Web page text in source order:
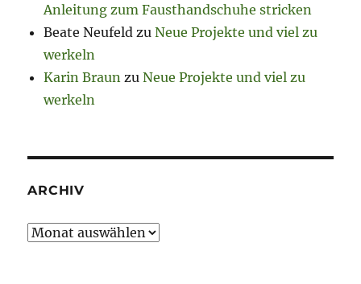
Anleitung zum Fausthandschuhe stricken
Beate Neufeld zuNeue Projekte und viel zu
werkeln
Karin Braun zuNeue Projekte und viel zu
werkeln
ARCHIV
Archiv